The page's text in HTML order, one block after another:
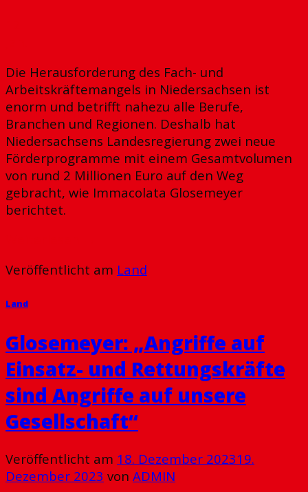
Die Herausforderung des Fach- und
Arbeitskräftemangels in Niedersachsen ist
enorm und betrifft nahezu alle Berufe,
Branchen und Regionen. Deshalb hat
Niedersachsens Landesregierung zwei neue
Förderprogramme mit einem Gesamtvolumen
von rund 2 Millionen Euro auf den Weg
gebracht, wie Immacolata Glosemeyer
berichtet.
Veröffentlicht am Land
Land
Glosemeyer: „Angriffe auf
Einsatz- und Rettungskräfte
sind Angriffe auf unsere
Gesellschaft“
Veröffentlicht am 18. Dezember 202319.
Dezember 2023 von ADMIN